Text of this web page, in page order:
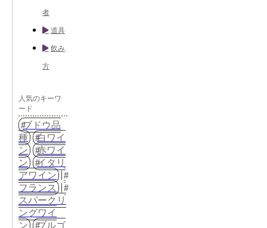
者
道具
飲み
方
人気のキーワ
ード
ブドウ品
種
白ワイ
ン
赤ワイ
ン
イタリ
アワイン
フランス
スパークリ
ングワイ
ン
ブルゴ